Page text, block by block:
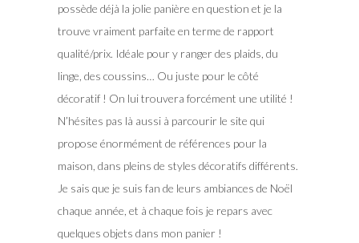
possède déjà la jolie panière en question et je la
trouve vraiment parfaite en terme de rapport
qualité/prix. Idéale pour y ranger des plaids, du
linge, des coussins… Ou juste pour le côté
décoratif ! On lui trouvera forcément une utilité !
N’hésites pas là aussi à parcourir le site qui
propose énormément de références pour la
maison, dans pleins de styles décoratifs différents.
Je sais que je suis fan de leurs ambiances de Noël
chaque année, et à chaque fois je repars avec
quelques objets dans mon panier !